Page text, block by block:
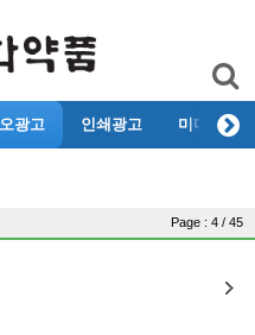
광고 인쇄광고 미디어리뷰
Page : 4 / 45